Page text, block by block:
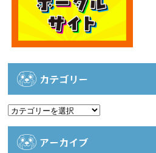
カテゴリー
カ
アーカイブ